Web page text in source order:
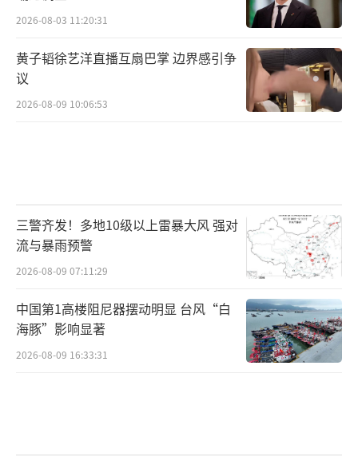
2026-08-03 11:20:31
黄子韬徐艺洋直播互扇巴掌 边界感引争
议
2026-08-09 10:06:53
三警齐发！多地10级以上雷暴大风 强对
流与暴雨预警
2026-08-09 07:11:29
中国第1高楼阻尼器摆动明显 台风“白
海豚”影响显著
2026-08-09 16:33:31